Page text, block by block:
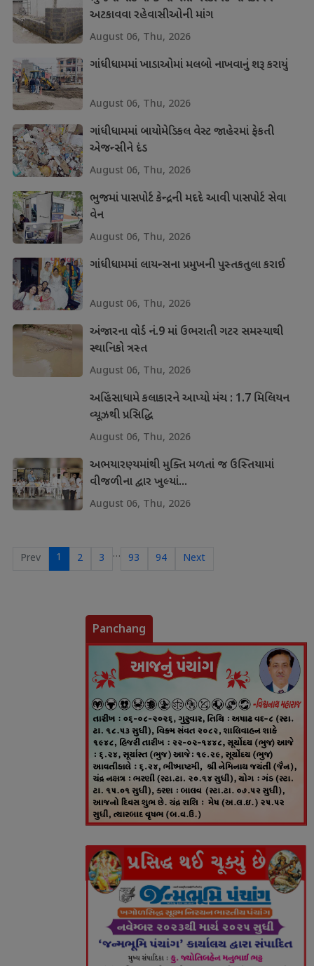
અટકાવવા રહેવાસીઓની માંગ
August 06, Thu, 2026
ગાંધીધામમાં ખાડાઓમાં મલબો નાખવાનું શરૂ કરાયું
August 06, Thu, 2026
ગાંધીધામમાં બાયોમેડિકલ વેસ્ટ જાહેરમાં ફેકતી
એજન્સીને દંડ
August 06, Thu, 2026
ભુજમાં પાસપોર્ટ કેન્દ્રની મદદે આવી પાસપોર્ટ સેવા
વેન
August 06, Thu, 2026
ગાંધીધામમાં લાયન્સના પ્રમુખની પુસ્તકતુલા કરાઈ
August 06, Thu, 2026
અંજારના વોર્ડ નં.9 માં ઉભરાતી ગટર સમસ્યાથી
સ્થાનિકો ત્રસ્ત
August 06, Thu, 2026
અહિંસાધામે કલાકારને આપ્યો મંચ : 1.7 મિલિયન
વ્યૂઝથી પ્રસિદ્ધિ
August 06, Thu, 2026
અભયારણ્યમાંથી મુક્તિ મળતાં જ ઉસ્તિયામાં
વીજળીના દ્વાર ખુલ્યાં...
August 06, Thu, 2026
Prev 1 2 3 … 93 94 Next
Panchang